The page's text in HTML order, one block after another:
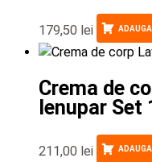
179,50 lei
Crema de
Ienupar Set
211,00 lei